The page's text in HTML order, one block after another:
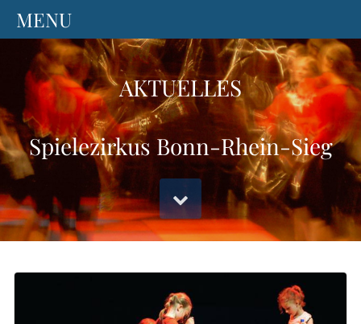
AKTUELLES
Spielezirkus Bonn-Rhein-Sieg